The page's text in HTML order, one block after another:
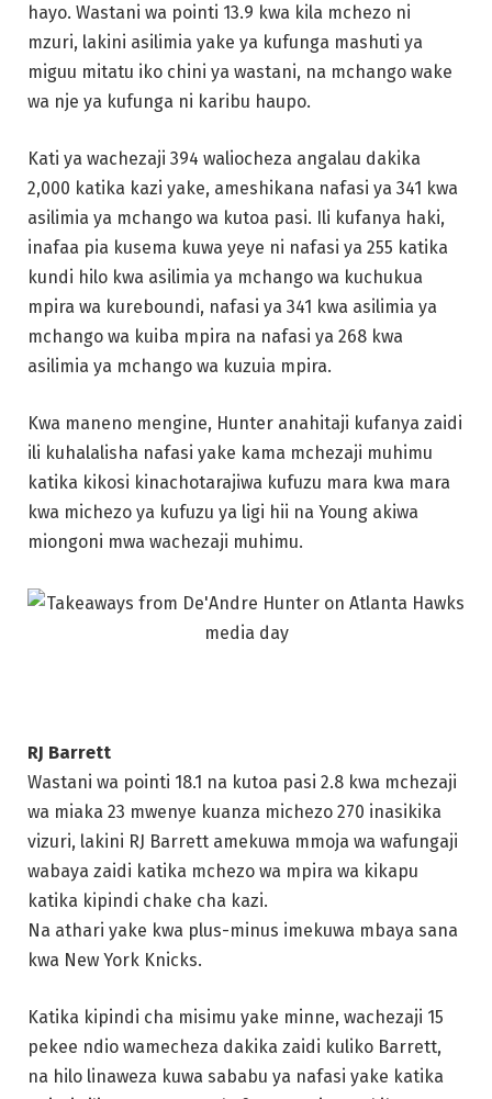
asilimia ya mchango wa kutoa pasi. Ili kufanya haki,
inafaa pia kusema kuwa yeye ni nafasi ya 255 katika
kundi hilo kwa asilimia ya mchango wa kuchukua
mchango wa kuiba mpira na nafasi ya 268 kwa
asilimia ya mchango wa kuzuia mpira.
Kwa maneno mengine, Hunter anahitaji kufanya zaidi
ili kuhalalisha nafasi yake kama mchezaji muhimu
katika kikosi kinachotarajiwa kufuzu mara kwa mara
kwa michezo ya kufuzu ya ligi hii na Young akiwa
miongoni mwa wachezaji muhimu.
Wastani wa pointi 18.1 na kutoa pasi 2.8 kwa mchezaji
wa miaka 23 mwenye kuanza michezo 270 inasikika
Na athari yake kwa plus-minus imekuwa mbaya sana
kwa New York Knicks.
Katika kipindi cha misimu yake minne, wachezaji 15
pekee ndio wamecheza dakika zaidi kuliko Barrett,
na hilo linaweza kuwa sababu ya nafasi yake katika
pointi zilizoongezwa na kufunga mpira wa kikapu,
ambazo zinategemea takwimu za Basketball
Mipira ya Kufunga juu ya wastani wa ligi.”
Bila kuhesabu mikwaju ya bure, Barrett amefunga
pointi 3,958 kwa kufanya jaribio la kupiga mikwaju ya